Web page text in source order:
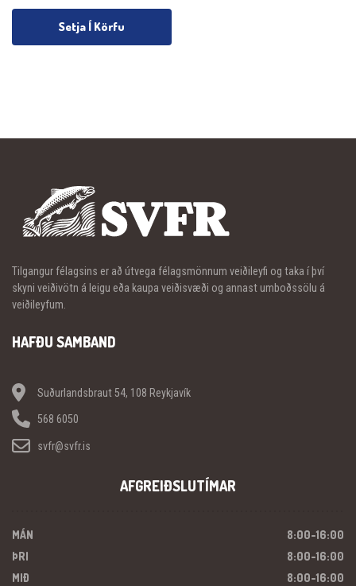
Setja Í Körfu
Tilgangur félagsins er að útvega félagsmönnum veiðileyfi og taka í því
skyni veiðivötn á leigu eða kaupa veiðisvæði og annast umboðssölu á
veiðileyfum.
HAFÐU SAMBAND
Suðurlandsbraut 54, 108 Reykjavík
568 6050
svfr@svfr.is
AFGREIÐSLUTÍMAR
MÁN
8:00-16:00
ÞRI
8:00-16:00
MIÐ
8:00-16:00